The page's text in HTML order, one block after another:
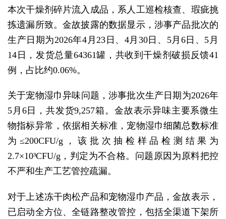
本次干燥剂碎片流入成品，系人工巡检核查、瑕疵挑
拣遗漏所致。金故披露的数据显示，涉事产品批次的
生产日期为2026年4月23日、4月30日、5月6日、5月
14日，发货总量64361罐，共收到干燥剂破损反馈41
例，占比约0.06%。
关于宠物湿巾异味问题，涉事批次生产日期为2026年
5月6日，共发货9,257箱。金故表示异味主要系微生
物指标异常，依据相关标准，宠物湿巾细菌总数标准
为≤200CFU/g，该批次抽检样品检测结果为
2.7×10³CFU/g，判定为不合格。问题原因为原料把控
不严和生产工艺管控疏漏。
对于上述冻干肉松产品和宠物湿巾产品，金故表示，
已启动全方位、全链路整改管控，包括全渠道下架所